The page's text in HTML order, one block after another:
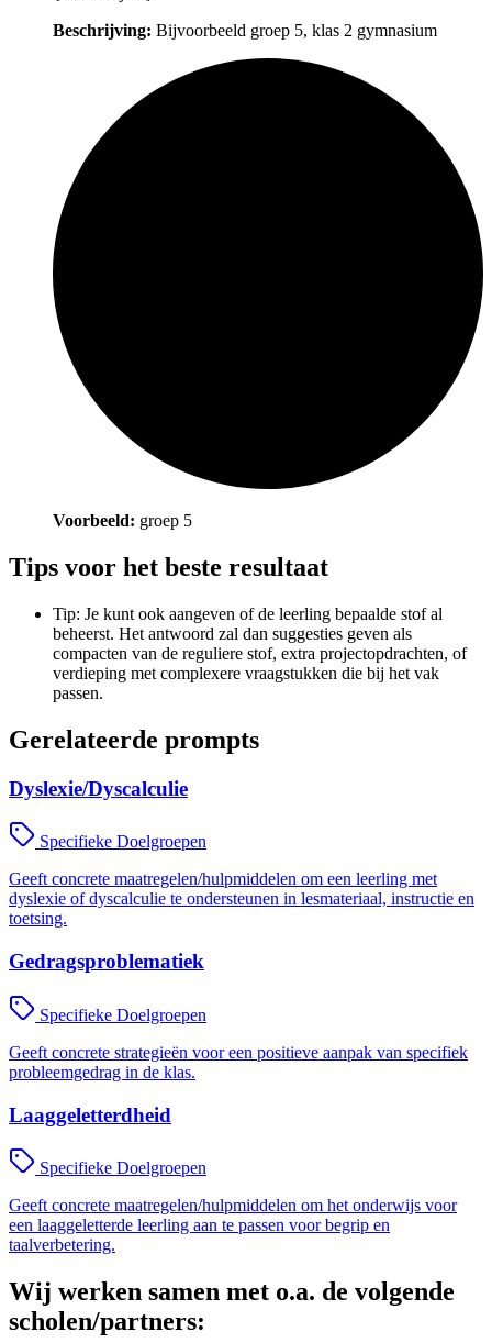
Beschrijving: Bijvoorbeeld groep 5, klas 2 gymnasium
Voorbeeld: groep 5
Tips voor het beste resultaat
Tip: Je kunt ook aangeven of de leerling bepaalde stof al
beheerst. Het antwoord zal dan suggesties geven als
compacten van de reguliere stof, extra projectopdrachten, of
verdieping met complexere vraagstukken die bij het vak
passen.
Gerelateerde prompts
Dyslexie/Dyscalculie
Specifieke Doelgroepen
Geeft concrete maatregelen/hulpmiddelen om een leerling met
dyslexie of dyscalculie te ondersteunen in lesmateriaal, instructie en
toetsing.
Gedragsproblematiek
Specifieke Doelgroepen
Geeft concrete strategieën voor een positieve aanpak van specifiek
probleemgedrag in de klas.
Laaggeletterdheid
Specifieke Doelgroepen
Geeft concrete maatregelen/hulpmiddelen om het onderwijs voor
een laaggeletterde leerling aan te passen voor begrip en
taalverbetering.
Wij werken samen met o.a. de volgende
scholen/partners: